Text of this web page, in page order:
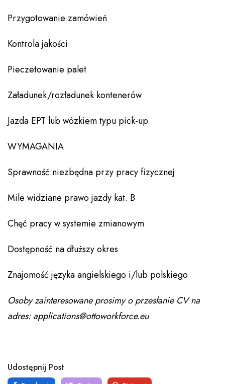
Przygotowanie zamówień
Kontrola jakości
Pieczetowanie palet
Załadunek/rozładunek kontenerów
Jazda EPT lub wózkiem typu pick-up
WYMAGANIA
Sprawność niezbędna przy pracy fizycznej
Mile widziane prawo jazdy kat. B
Chęć pracy w systemie zmianowym
Dostępność na dłuższy okres
Znajomość języka angielskiego i/lub polskiego
Osoby zainteresowane prosimy o przesłanie CV na
adres: applications@ottoworkforce.eu
Udostępnij Post